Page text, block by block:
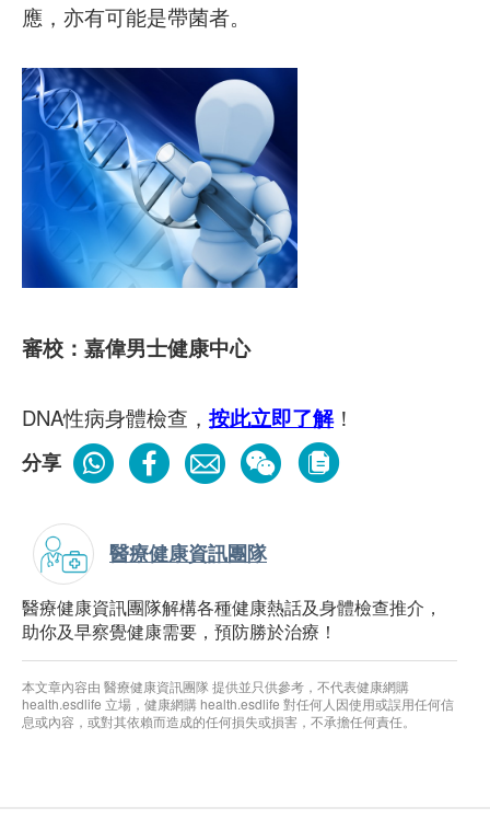
應，亦有可能是帶菌者。
審校：嘉偉男士健康中心
DNA性病身體檢查， 按此立即了解！
分享
醫療健康資訊團隊
醫療健康資訊團隊解構各種健康熱話及身體檢查推介，
助你及早察覺健康需要，預防勝於治療！
本文章內容由 醫療健康資訊團隊 提供並只供參考，不代表健康網購
health.esdlife 立場，健康網購 health.esdlife 對任何人因使用或誤用任何信
息或內容，或對其依賴而造成的任何損失或損害，不承擔任何責任。